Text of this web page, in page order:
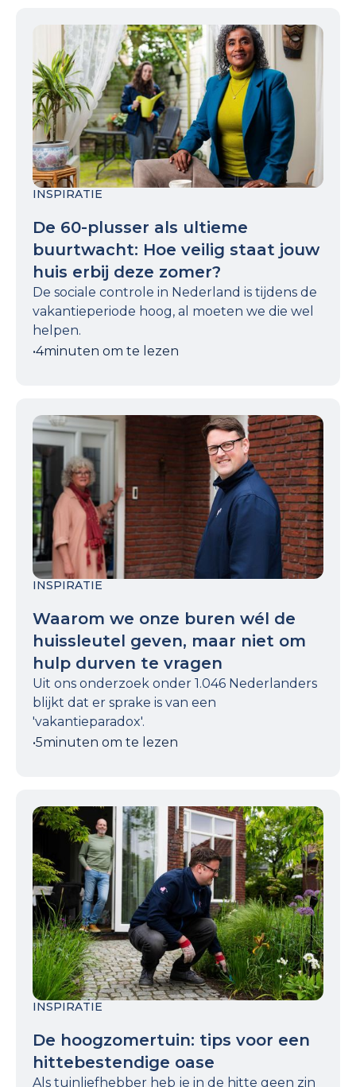
INSPIRATIE
De 60-plusser als ultieme
buurtwacht: Hoe veilig staat jouw
huis erbij deze zomer?
De sociale controle in Nederland is tijdens de
vakantieperiode hoog, al moeten we die wel
helpen.
•4minuten om te lezen
INSPIRATIE
Waarom we onze buren wél de
huissleutel geven, maar niet om
hulp durven te vragen
Uit ons onderzoek onder 1.046 Nederlanders
blijkt dat er sprake is van een
'vakantieparadox'.
•5minuten om te lezen
INSPIRATIE
De hoogzomertuin: tips voor een
hittebestendige oase
Als tuinliefhebber heb je in de hitte geen zin